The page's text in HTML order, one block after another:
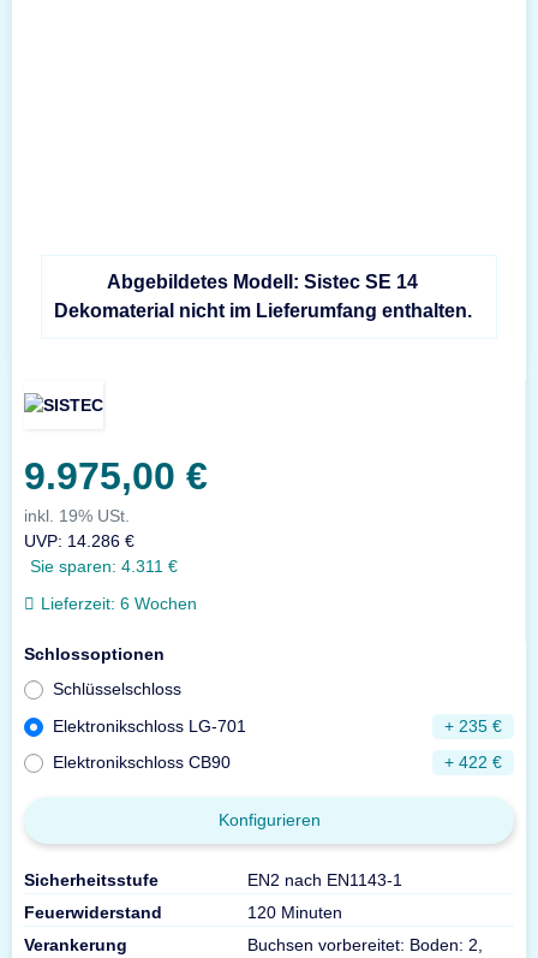
Abgebildetes Modell: Sistec SE 14
Dekomaterial nicht im Lieferumfang enthalten.
9.975,00 €
inkl. 19% USt.
UVP: 14.286 €
Sie sparen: 4.311 €
Lieferzeit: 6 Wochen
Schlossoptionen
Schlüsselschloss
Elektronikschloss LG-701
+ 235 €
Elektronikschloss CB90
+ 422 €
Konfigurieren
Sicherheitsstufe
EN2 nach EN1143-1
Feuerwiderstand
120 Minuten
Verankerung
Buchsen vorbereitet: Boden: 2,